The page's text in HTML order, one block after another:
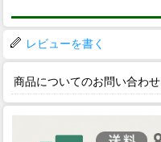
レビューを書く
商品についてのお問い合わせ